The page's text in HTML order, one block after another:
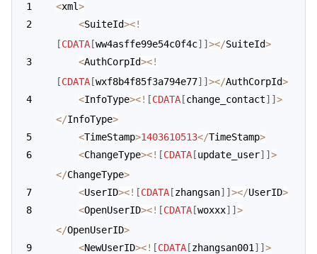
<xml>
<SuiteId><!
[CDATA [ww4asffe99e54c0f4c] ] ></SuiteId>
<AuthCorpId><!
[CDATA [wxf8b4f85f3a794e77] ] ></AuthCorpId>
<InfoType><! [CDATA [change_contact] ] >
</InfoType>
<TimeStamp>1403610513</TimeStamp>
<ChangeType><! [CDATA [update_user] ] >
</ChangeType>
<UserID><! [CDATA [zhangsan] ] ></UserID>
<OpenUserID><! [CDATA [woxxx] ] >
</OpenUserID>
<NewUserID><! [CDATA [zhangsan001 ] ] >